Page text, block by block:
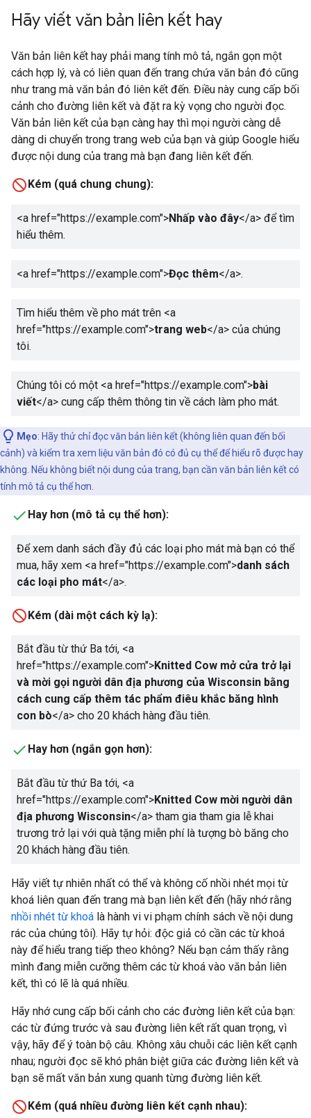
Hãy viết văn bản liên kết hay
Văn bản liên kết hay phải mang tính mô tả, ngắn gọn một
cách hợp lý, và có liên quan đến trang chứa văn bản đó cũng
như trang mà văn bản đó liên kết đến. Điều này cung cấp bối
cảnh cho đường liên kết và đặt ra kỳ vọng cho người đọc.
Văn bản liên kết của bạn càng hay thì mọi người càng dễ
dàng di chuyển trong trang web của bạn và giúp Google hiểu
được nội dung của trang mà bạn đang liên kết đến.
Kém (quá chung chung):
<a href="https://example.com">Nhấp vào đây</a> để tìm
hiểu thêm.
<a href="https://example.com">Đọc thêm</a>.
Tìm hiểu thêm về pho mát trên <a
href="https://example.com">trang web</a> của chúng
tôi.
Chúng tôi có một <a href="https://example.com">bài
viết</a> cung cấp thêm thông tin về cách làm pho mát.
Mẹo: Hãy thử chỉ đọc văn bản liên kết (không liên quan đến bối
cảnh) và kiểm tra xem liệu văn bản đó có đủ cụ thể để hiểu rõ được hay
không. Nếu không biết nội dung của trang, bạn cần văn bản liên kết có
tính mô tả cụ thể hơn.
Hay hơn (mô tả cụ thể hơn):
Để xem danh sách đầy đủ các loại pho mát mà bạn có thể
mua, hãy xem <a href="https://example.com">danh sách
các loại pho mát</a>.
Kém (dài một cách kỳ lạ):
Bắt đầu từ thứ Ba tới, <a
href="https://example.com">Knitted Cow mở cửa trở lại
và mời gọi người dân địa phương của Wisconsin bằng
cách cung cấp thêm tác phẩm điêu khắc băng hình
con bò</a> cho 20 khách hàng đầu tiên.
Hay hơn (ngắn gọn hơn):
Bắt đầu từ thứ Ba tới, <a
href="https://example.com">Knitted Cow mời người dân
địa phương Wisconsin</a> tham gia tham gia lễ khai
trương trở lại với quà tặng miễn phí là tượng bò băng cho
20 khách hàng đầu tiên.
Hãy viết tự nhiên nhất có thể và không cố nhồi nhét mọi từ
khoá liên quan đến trang mà bạn liên kết đến (hãy nhớ rằng
nhồi nhét từ khoá là hành vi vi phạm chính sách về nội dung
rác của chúng tôi). Hãy tự hỏi: độc giả có cần các từ khoá
này để hiểu trang tiếp theo không? Nếu bạn cảm thấy rằng
mình đang miễn cưỡng thêm các từ khoá vào văn bản liên
kết, thì có lẽ là quá nhiều.
Hãy nhớ cung cấp bối cảnh cho các đường liên kết của bạn:
các từ đứng trước và sau đường liên kết rất quan trọng, vì
vậy, hãy để ý toàn bộ câu. Không xâu chuỗi các liên kết cạnh
nhau; người đọc sẽ khó phân biệt giữa các đường liên kết và
bạn sẽ mất văn bản xung quanh từng đường liên kết.
Kém (quá nhiều đường liên kết cạnh nhau):